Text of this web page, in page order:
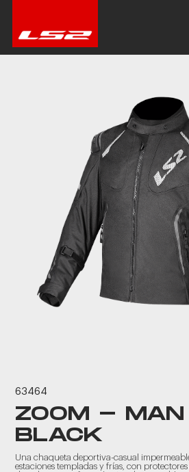
63464
ZOOM -
BLACK
Una chaqueta deportiva-casual
estaciones templadas y frías, con